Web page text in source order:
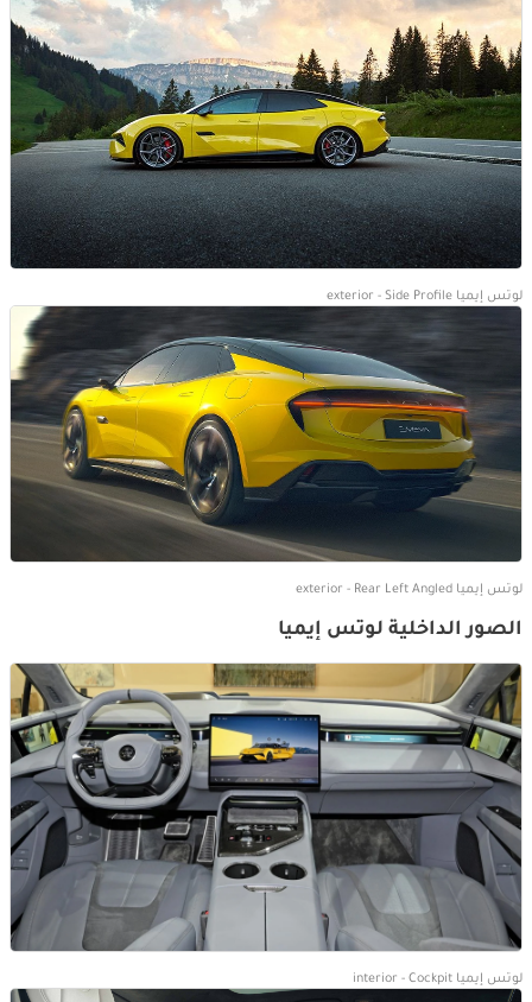
لوتس إيميا exterior - Side Profile
لوتس إيميا exterior - Rear Left Angled
الصور الداخلية لوتس إيميا
لوتس إيميا interior - Cockpit